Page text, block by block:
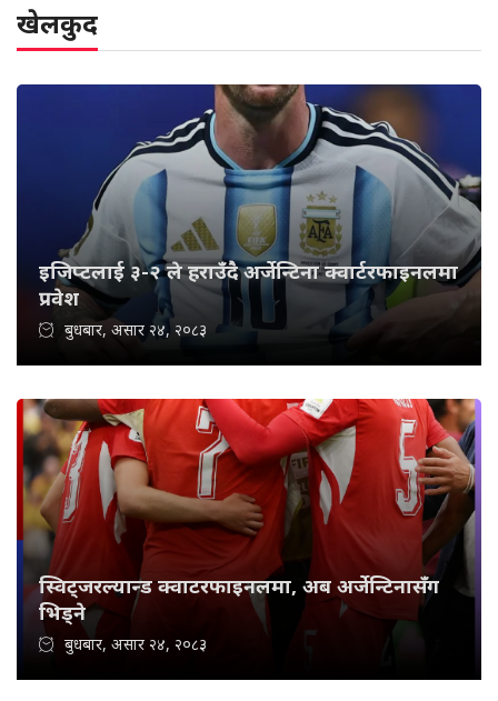
खेलकुद
इजिप्टलाई ३-२ ले हराउँदै अर्जेन्टिना क्वार्टरफाइनलमा
प्रवेश
बुधबार, असार २४, २०८३
स्विट्जरल्यान्ड क्वाटरफाइनलमा, अब अर्जेन्टिनासँग
भिड्ने
बुधबार, असार २४, २०८३